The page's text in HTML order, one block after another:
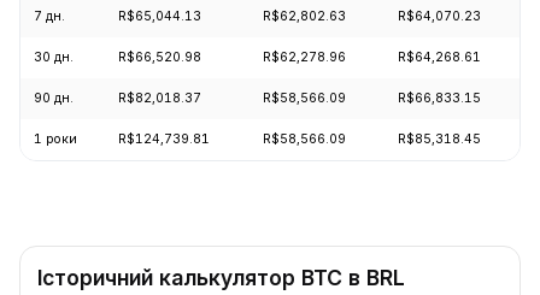
7 дн. R$65,044.13 R$62,802.63 R$64,070.23
30 дн. R$66,520.98 R$62,278.96 R$64,268.61
90 дн. R$82,018.37 R$58,566.09 R$66,833.15
1 роки R$124,739.81 R$58,566.09 R$85,318.45
Історичний калькулятор BTC в BRL